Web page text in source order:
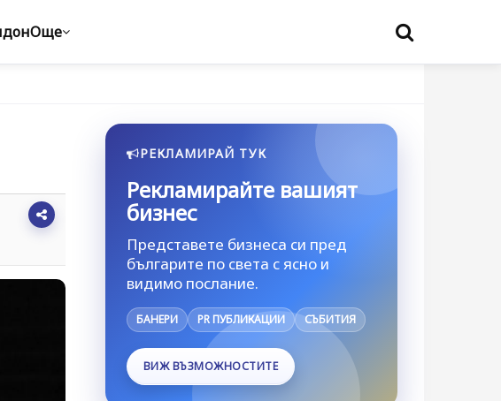
Още
РЕКЛАМИРАЙ ТУК
Рекламирайте вашият
бизнес
Представете бизнеса си пред
българите по света с ясно и
видимо послание.
БАНЕРИ PR ПУБЛИКАЦИИ СЪБИТИЯ
ВИЖ ВЪЗМОЖНОСТИТЕ